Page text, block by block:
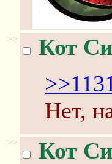
>> Кот
Нет,
>> Кот